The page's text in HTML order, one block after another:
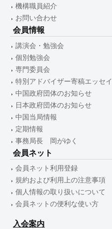
機構職員紹介
お問い合わせ
会員情報
講演会・勉強会
個別勉強会
専門委員会
特別アドバイザー寄稿エッセイ
中国政府団体のお知らせ
日本政府団体のお知らせ
中国当局情報
定期情報
事務局長 岡がゆく
会員ネット
会員ネット利用登録
規約および利用上の注意事項
個人情報の取り扱いについて
会員ネットの便利な使い方
入会案内